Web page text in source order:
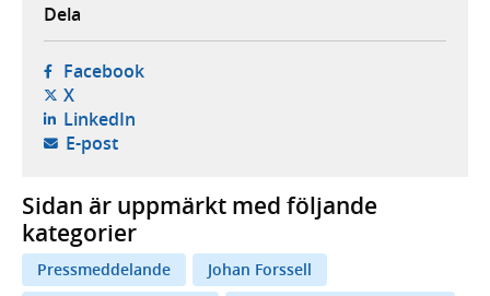
Dela
Facebook- öppnas i ny flik, extern webbplats,
X- öppnas i ny flik, extern webbplats,
LinkedIn- öppnas i ny flik, extern webbplats,
E-post- öppnar din e-postklient,
Sidan är uppmärkt med följande
kategorier
Pressmeddelande
Johan Forssell